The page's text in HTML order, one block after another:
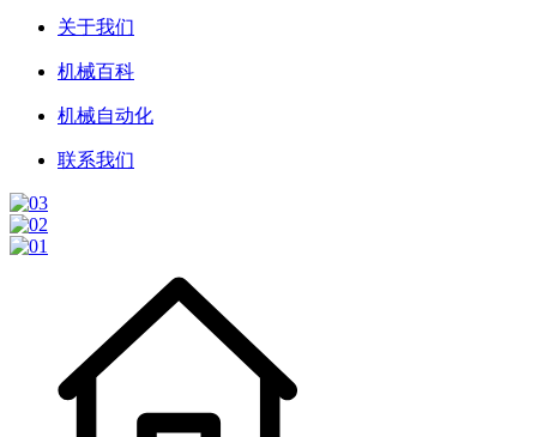
关于我们
机械百科
机械自动化
联系我们